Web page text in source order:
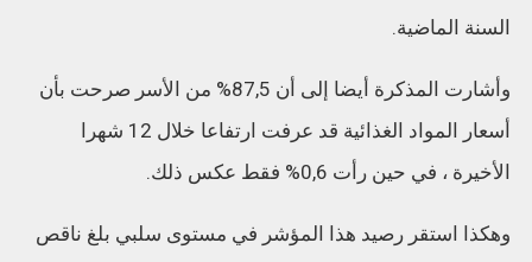
السنة الماضية.
وأشارت المذكرة أيضا إلى أن 87,5% من الأسر صرحت بأن
أسعار المواد الغذائية قد عرفت ارتفاعا خلال 12 شهرا
الأخيرة ، في حين رأت 0,6% فقط عكس ذلك.
وهكذا استقر رصيد هذا المؤشر في مستوى سلبي بلغ ناقص